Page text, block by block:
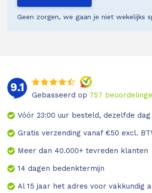
Geen zorgen, we gaan je niet wekelijks
9.1
Gebasseerd op 757
Vóór 23:00 uur besteld, dezelfde
Gratis verzending vanaf €50 excl.
Meer dan 40.000+ tevreden klanten
14 dagen bedenktermijn
Al 15 jaar het adres voor vakkundig